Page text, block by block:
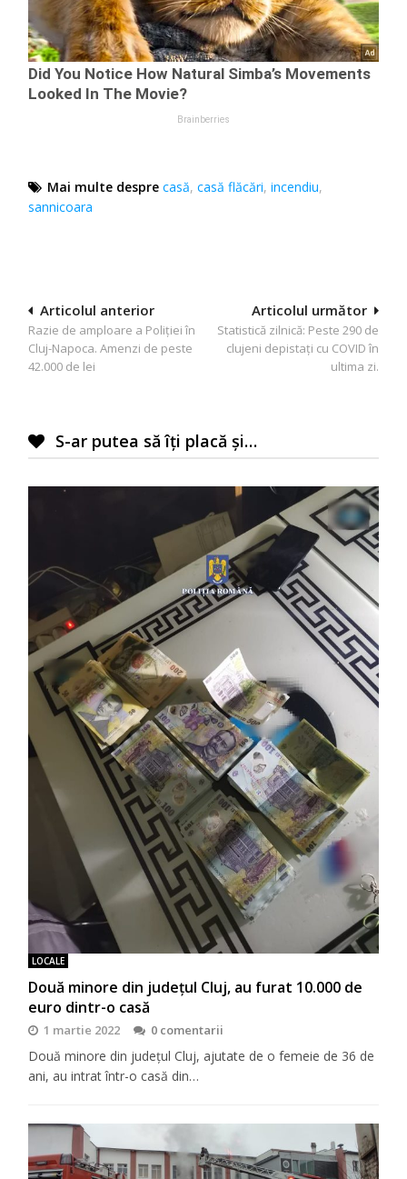
Mai multe despre casă,casă flăcări,incendiu,
sannicoara
Navigare
în
articole
Articolul următor
Statistică zilnică: Peste 290 de
clujeni depistați cu COVID în
ultima zi.
Articolul anterior
Razie de amploare a Poliției în
Cluj-Napoca. Amenzi de peste
42.000 de lei
S-ar putea să îți placă și…
LOCALE
Două minore din județul Cluj, au furat 10.000 de
euro dintr-o casă
1 martie 2022 0 comentarii
Două minore din județul Cluj, ajutate de o femeie de 36 de
ani, au intrat într-o casă din…